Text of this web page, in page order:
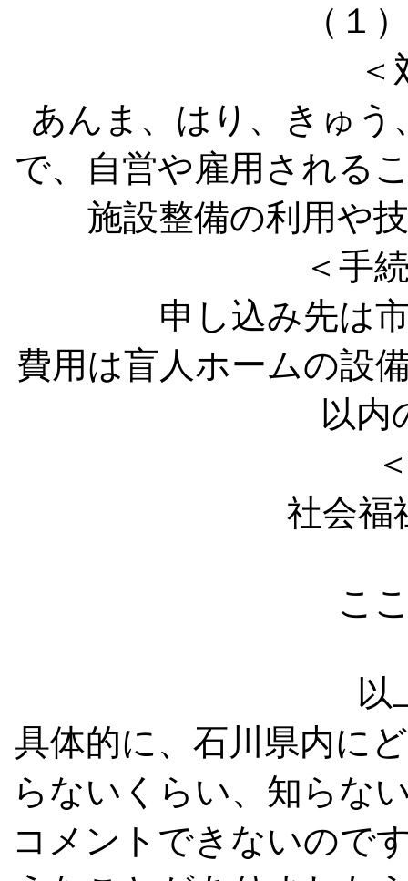
（１
あんま、はり、きゅ
で、自営や雇用される
施設整備の利用や
＜手
申し込み先は
費用は盲人ホームの設
以内
社会福
こ
以
具体的に、石川県内に
らないくらい、知らな
コメントできないので